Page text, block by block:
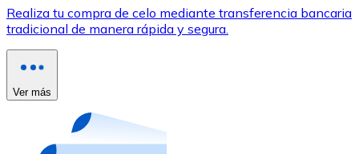
Utiliza tarjetas Visa y Mastercard para comprar
Comprar con tarjeta
Compra tarjetas regalo de tus marcas favoritas con
Realiza tu compra de celo mediante transferencia bancaria
tradicional de manera rápida y segura.
Ver más